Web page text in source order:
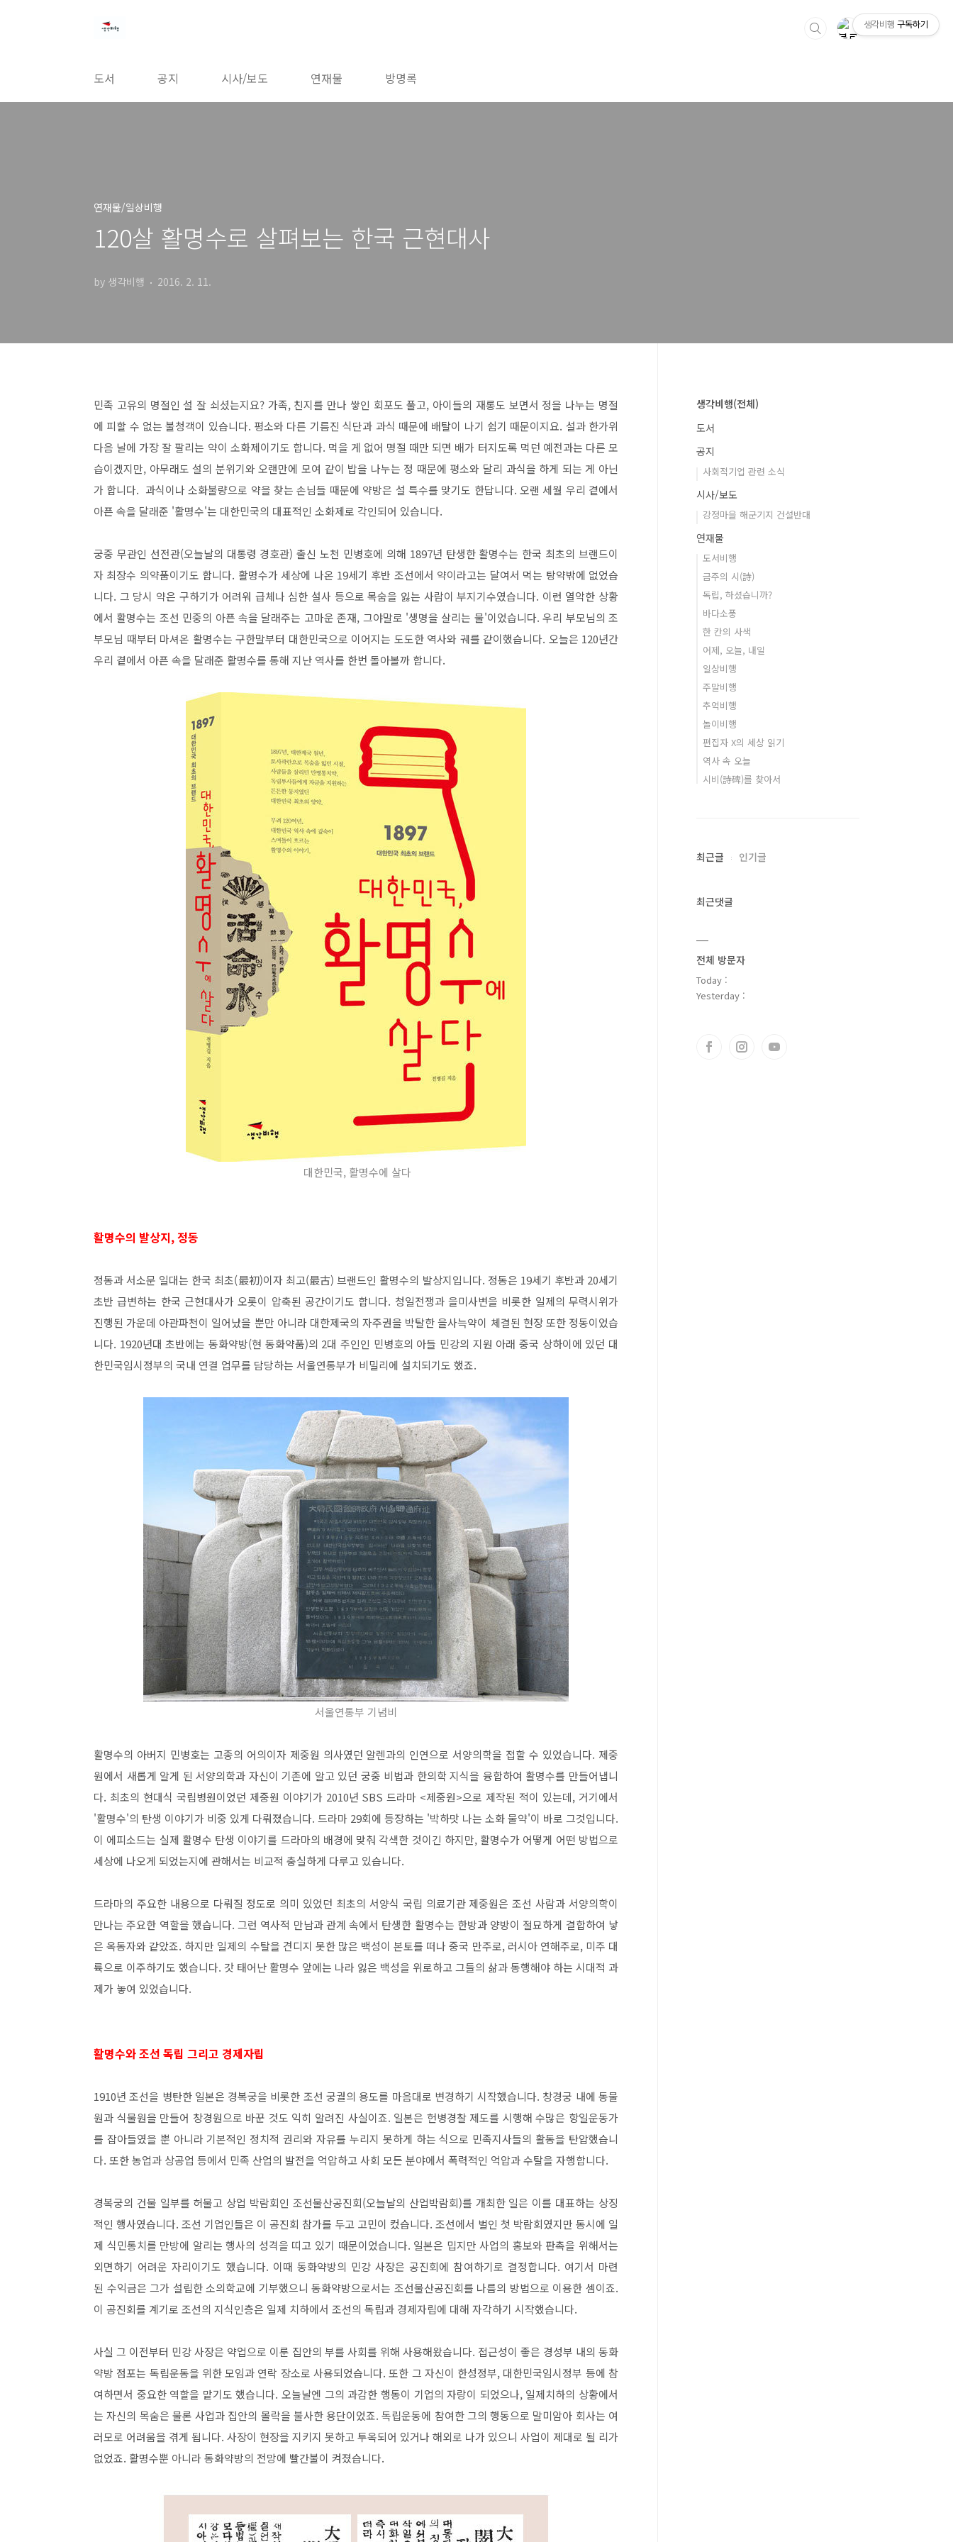
도서 공지 시사/보도 연재물 방명록
연재물/일상비행
120살 활명수로 살펴보는 한국 근현대사
by 생각비행 2016. 2. 11.
민족 고유의 명절인 설 잘 쇠셨는지요? 가족, 친지를 만나 쌓인 회포도 풀고, 아이들의 재롱도 보면서 정을 나누는 명절
에 피할 수 없는 불청객이 있습니다. 평소와 다른 기름진 식단과 과식 때문에 배탈이 나기 쉽기 때문이지요. 설과 한가위
다음 날에 가장 잘 팔리는 약이 소화제이기도 합니다. 먹을 게 없어 명절 때만 되면 배가 터지도록 먹던 예전과는 다른 모
습이겠지만, 아무래도 설의 분위기와 오랜만에 모여 같이 밥을 나누는 정 때문에 평소와 달리 과식을 하게 되는 게 아닌
가 합니다. 과식이나 소화불량으로 약을 찾는 손님들 때문에 약방은 설 특수를 맞기도 한답니다. 오랜 세월 우리 곁에서
아픈 속을 달래준 '활명수'는 대한민국의 대표적인 소화제로 각인되어 있습니다.
궁중 무관인 선전관(오늘날의 대통령 경호관) 출신 노천 민병호에 의해 1897년 탄생한 활명수는 한국 최초의 브랜드이
자 최장수 의약품이기도 합니다. 활명수가 세상에 나온 19세기 후반 조선에서 약이라고는 달여서 먹는 탕약밖에 없었습
니다. 그 당시 약은 구하기가 어려워 급체나 심한 설사 등으로 목숨을 잃는 사람이 부지기수였습니다. 이런 열악한 상황
에서 활명수는 조선 민중의 아픈 속을 달래주는 고마운 존재, 그야말로 '생명을 살리는 물'이었습니다. 우리 부모님의 조
부모님 때부터 마셔온 활명수는 구한말부터 대한민국으로 이어지는 도도한 역사와 궤를 같이했습니다. 오늘은 120년간
우리 곁에서 아픈 속을 달래준 활명수를 통해 지난 역사를 한번 돌아볼까 합니다.
대한민국, 활명수에 살다
활명수의 발상지, 정동
정동과 서소문 일대는 한국 최초(最初)이자 최고(最古) 브랜드인 활명수의 발상지입니다. 정동은 19세기 후반과 20세기
초반 급변하는 한국 근현대사가 오롯이 압축된 공간이기도 합니다. 청일전쟁과 을미사변을 비롯한 일제의 무력시위가
진행된 가운데 아관파천이 일어났을 뿐만 아니라 대한제국의 자주권을 박탈한 을사늑약이 체결된 현장 또한 정동이었습
니다. 1920년대 초반에는 동화약방(현 동화약품)의 2대 주인인 민병호의 아들 민강의 지원 아래 중국 상하이에 있던 대
한민국임시정부의 국내 연결 업무를 담당하는 서울연통부가 비밀리에 설치되기도 했죠.
서울연통부 기념비
활명수의 아버지 민병호는 고종의 어의이자 제중원 의사였던 알렌과의 인연으로 서양의학을 접할 수 있었습니다. 제중
원에서 새롭게 알게 된 서양의학과 자신이 기존에 알고 있던 궁중 비법과 한의학 지식을 융합하여 활명수를 만들어냅니
다. 최초의 현대식 국립병원이었던 제중원 이야기가 2010년 SBS 드라마 <제중원>으로 제작된 적이 있는데, 거기에서
'활명수'의 탄생 이야기가 비중 있게 다뤄졌습니다. 드라마 29회에 등장하는 '박하맛 나는 소화 물약'이 바로 그것입니다.
이 에피소드는 실제 활명수 탄생 이야기를 드라마의 배경에 맞춰 각색한 것이긴 하지만, 활명수가 어떻게 어떤 방법으로
세상에 나오게 되었는지에 관해서는 비교적 충실하게 다루고 있습니다.
드라마의 주요한 내용으로 다뤄질 정도로 의미 있었던 최초의 서양식 국립 의료기관 제중원은 조선 사람과 서양의학이
만나는 주요한 역할을 했습니다. 그런 역사적 만남과 관계 속에서 탄생한 활명수는 한방과 양방이 절묘하게 결합하여 낳
은 옥동자와 같았죠. 하지만 일제의 수탈을 견디지 못한 많은 백성이 본토를 떠나 중국 만주로, 러시아 연해주로, 미주 대
륙으로 이주하기도 했습니다. 갓 태어난 활명수 앞에는 나라 잃은 백성을 위로하고 그들의 삶과 동행해야 하는 시대적 과
제가 놓여 있었습니다.
활명수와 조선 독립 그리고 경제자립
1910년 조선을 병탄한 일본은 경복궁을 비롯한 조선 궁궐의 용도를 마음대로 변경하기 시작했습니다. 창경궁 내에 동물
원과 식물원을 만들어 창경원으로 바꾼 것도 익히 알려진 사실이죠. 일본은 헌병경찰 제도를 시행해 수많은 항일운동가
를 잡아들였을 뿐 아니라 기본적인 정치적 권리와 자유를 누리지 못하게 하는 식으로 민족지사들의 활동을 탄압했습니
다. 또한 농업과 상공업 등에서 민족 산업의 발전을 억압하고 사회 모든 분야에서 폭력적인 억압과 수탈을 자행합니다.
경복궁의 건물 일부를 허물고 상업 박람회인 조선물산공진회(오늘날의 산업박람회)를 개최한 일은 이를 대표하는 상징
적인 행사였습니다. 조선 기업인들은 이 공진회 참가를 두고 고민이 컸습니다. 조선에서 벌인 첫 박람회였지만 동시에 일
제 식민통치를 만방에 알리는 행사의 성격을 띠고 있기 때문이었습니다. 일본은 밉지만 사업의 홍보와 판촉을 위해서는
외면하기 어려운 자리이기도 했습니다. 이때 동화약방의 민강 사장은 공진회에 참여하기로 결정합니다. 여기서 마련
된 수익금은 그가 설립한 소의학교에 기부했으니 동화약방으로서는 조선물산공진회를 나름의 방법으로 이용한 셈이죠.
이 공진회를 계기로 조선의 지식인층은 일제 치하에서 조선의 독립과 경제자립에 대해 자각하기 시작했습니다.
사실 그 이전부터 민강 사장은 약업으로 이룬 집안의 부를 사회를 위해 사용해왔습니다. 접근성이 좋은 경성부 내의 동화
약방 점포는 독립운동을 위한 모임과 연락 장소로 사용되었습니다. 또한 그 자신이 한성정부, 대한민국임시정부 등에 참
여하면서 중요한 역할을 맡기도 했습니다. 오늘날엔 그의 과감한 행동이 기업의 자랑이 되었으나, 일제치하의 상황에서
는 자신의 목숨은 물론 사업과 집안의 몰락을 불사한 용단이었죠. 독립운동에 참여한 그의 행동으로 말미암아 회사는 여
러모로 어려움을 겪게 됩니다. 사장이 현장을 지키지 못하고 투옥되어 있거나 해외로 나가 있으니 사업이 제대로 될 리가
없었죠. 활명수뿐 아니라 동화약방의 전망에 빨간불이 켜졌습니다.
생각비행(전체)
도서
공지
사회적기업 관련 소식
시사/보도
강정마을 해군기지 건설반대
연재물
도서비행
금주의 시(詩)
독립, 하셨습니까?
바다소풍
한 칸의 사색
어제, 오늘, 내일
일상비행
주말비행
추억비행
놀이비행
편집자 X의 세상 읽기
역사 속 오늘
시비(詩碑)를 찾아서
최근글 인기글
최근댓글
전체 방문자
Today :
Yesterday :
생각비행 구독하기